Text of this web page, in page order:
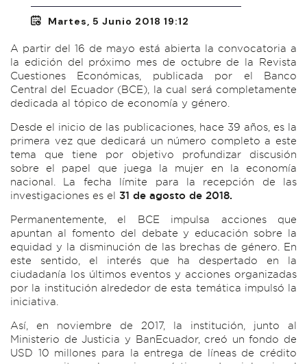
Martes, 5 Junio 2018 19:12
A partir del 16 de mayo está abierta la convocatoria a
la edición del próximo mes de octubre de la Revista
Cuestiones Económicas, publicada por el Banco
Central del Ecuador (BCE), la cual será completamente
dedicada al tópico de economía y género.
Desde el inicio de las publicaciones, hace 39 años, es la
primera vez que dedicará un número completo a este
tema que tiene por objetivo profundizar discusión
sobre el papel que juega la mujer en la economía
nacional. La fecha límite para la recepción de las
investigaciones es el 31 de agosto de 2018.
Permanentemente, el BCE impulsa acciones que
apuntan al fomento del debate y educación sobre la
equidad y la disminución de las brechas de género. En
este sentido, el interés que ha despertado en la
ciudadanía los últimos eventos y acciones organizadas
por la institución alrededor de esta temática impulsó la
iniciativa.
Así, en noviembre de 2017, la institución, junto al
Ministerio de Justicia y BanEcuador, creó un fondo de
USD 10 millones para la entrega de líneas de crédito